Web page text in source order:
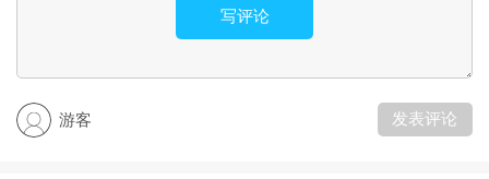
写评论
游客 发表评论